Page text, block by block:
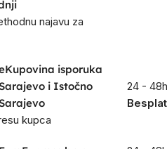
najavu za
isporuka
i Istočno
kupca
24 - 48h